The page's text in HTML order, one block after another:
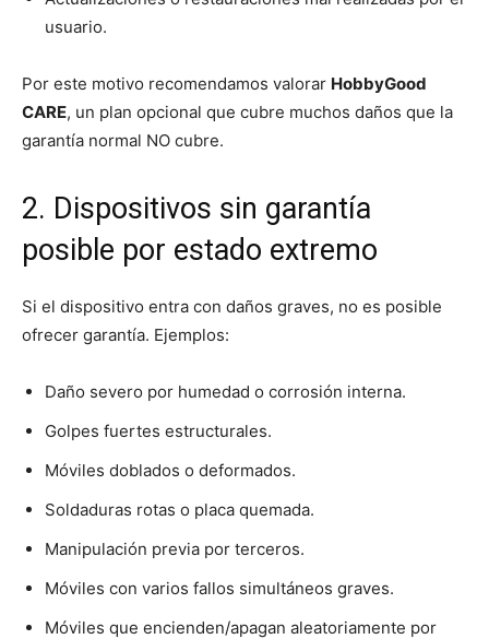
usuario.
Por este motivo recomendamos valorar HobbyGood
CARE, un plan opcional que cubre muchos daños que la
garantía normal NO cubre.
2. Dispositivos sin garantía
posible por estado extremo
Si el dispositivo entra con daños graves, no es posible
ofrecer garantía. Ejemplos:
Daño severo por humedad o corrosión interna.
Golpes fuertes estructurales.
Móviles doblados o deformados.
Soldaduras rotas o placa quemada.
Manipulación previa por terceros.
Móviles con varios fallos simultáneos graves.
Móviles que encienden/apagan aleatoriamente por